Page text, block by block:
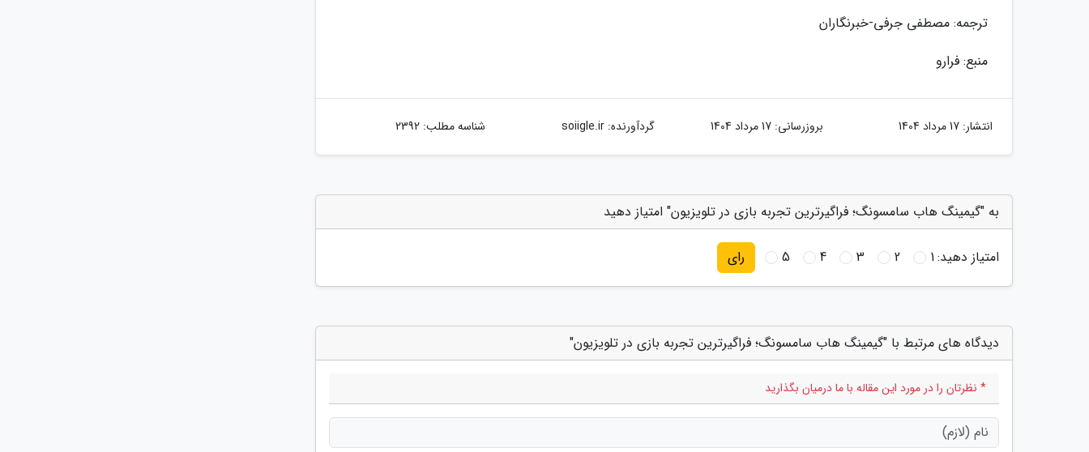
ترجمه: مصطفی جرفی-خبرنگاران
منبع: فرارو
انتشار: 17 مرداد 1404 بروزرسانی: 17 مرداد 1404 گردآورنده:soiigle.ir شناسه مطلب: 2392
به "گیمینگ هاب سامسونگ؛ فراگیرترین تجربه بازی در تلویزیون" امتیاز دهید
امتیاز دهید:1
2
3
4
5 رای
دیدگاه های مرتبط با "گیمینگ هاب سامسونگ؛ فراگیرترین تجربه بازی در تلویزیون"
* نظرتان را در مورد این مقاله با ما درمیان بگذارید